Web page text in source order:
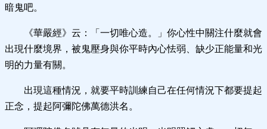
暗鬼吧。
《華嚴經》云：「一切唯心造。」你心性中關注什麼就會
出現什麼境界，被鬼壓身與你平時內心怯弱、缺少正能量和光
明的力量有關。
出現這種情況，就要平時訓練自己在任何情況下都要提起
正念，提起阿彌陀佛萬德洪名。